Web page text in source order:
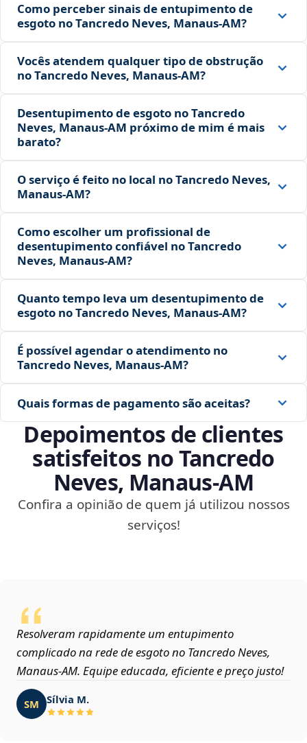
Como perceber sinais de entupimento de
esgoto no Tancredo Neves, Manaus‑AM?
Vocês atendem qualquer tipo de obstrução
no Tancredo Neves, Manaus‑AM?
Desentupimento de esgoto no Tancredo
Neves, Manaus‑AM próximo de mim é mais
barato?
O serviço é feito no local no Tancredo Neves,
Manaus‑AM?
Como escolher um profissional de
desentupimento confiável no Tancredo
Neves, Manaus‑AM?
Quanto tempo leva um desentupimento de
esgoto no Tancredo Neves, Manaus‑AM?
É possível agendar o atendimento no
Tancredo Neves, Manaus‑AM?
Quais formas de pagamento são aceitas?
Depoimentos de clientes
satisfeitos no Tancredo
Neves, Manaus‑AM
Confira a opinião de quem já utilizou nossos
serviços!
Resolveram rapidamente um entupimento
complicado na rede de esgoto no Tancredo Neves,
Manaus‑AM. Equipe educada, eficiente e preço justo!
SM Sílvia M.